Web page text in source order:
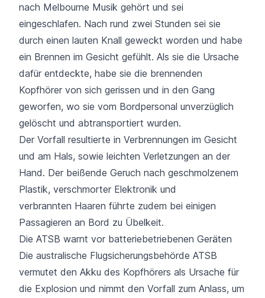
nach Melbourne Musik gehört und sei
eingeschlafen. Nach rund zwei Stunden sei sie
durch einen lauten Knall geweckt worden und habe
ein Brennen im Gesicht gefühlt. Als sie die Ursache
dafür entdeckte, habe sie die brennenden
Kopfhörer von sich gerissen und in den Gang
geworfen, wo sie vom Bordpersonal unverzüglich
gelöscht und abtransportiert wurden.
Der Vorfall resultierte in Verbrennungen im Gesicht
und am Hals, sowie leichten Verletzungen an der
Hand. Der beißende Geruch nach geschmolzenem
Plastik, verschmorter Elektronik und
verbrannten Haaren führte zudem bei einigen
Passagieren an Bord zu Übelkeit.
Die ATSB warnt vor batteriebetriebenen Geräten
Die australische Flugsicherungsbehörde ATSB
vermutet den Akku des Kopfhörers als Ursache für
die Explosion und nimmt den Vorfall zum Anlass, um